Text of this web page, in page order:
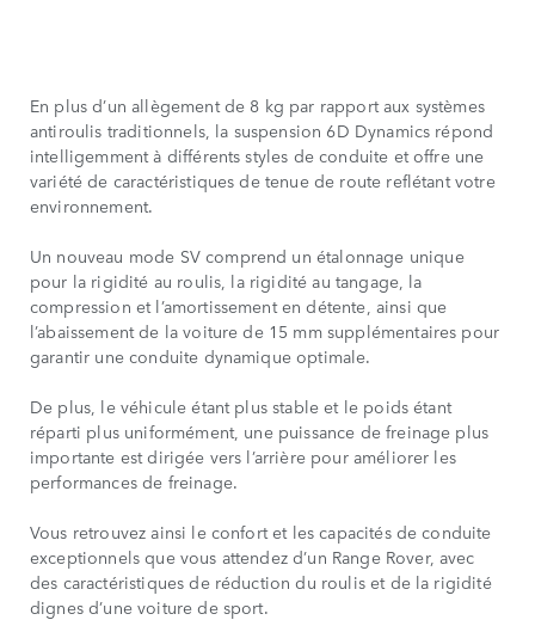
En plus d’un allègement de 8 kg par rapport aux systèmes
antiroulis traditionnels, la suspension 6D Dynamics répond
intelligemment à différents styles de conduite et offre une
variété de caractéristiques de tenue de route reflétant votre
environnement.
Un nouveau mode SV comprend un étalonnage unique
pour la rigidité au roulis, la rigidité au tangage, la
compression et l’amortissement en détente, ainsi que
l’abaissement de la voiture de 15 mm supplémentaires pour
garantir une conduite dynamique optimale.
De plus, le véhicule étant plus stable et le poids étant
réparti plus uniformément, une puissance de freinage plus
importante est dirigée vers l’arrière pour améliorer les
performances de freinage.
Vous retrouvez ainsi le confort et les capacités de conduite
exceptionnels que vous attendez d’un Range Rover, avec
des caractéristiques de réduction du roulis et de la rigidité
dignes d’une voiture de sport.